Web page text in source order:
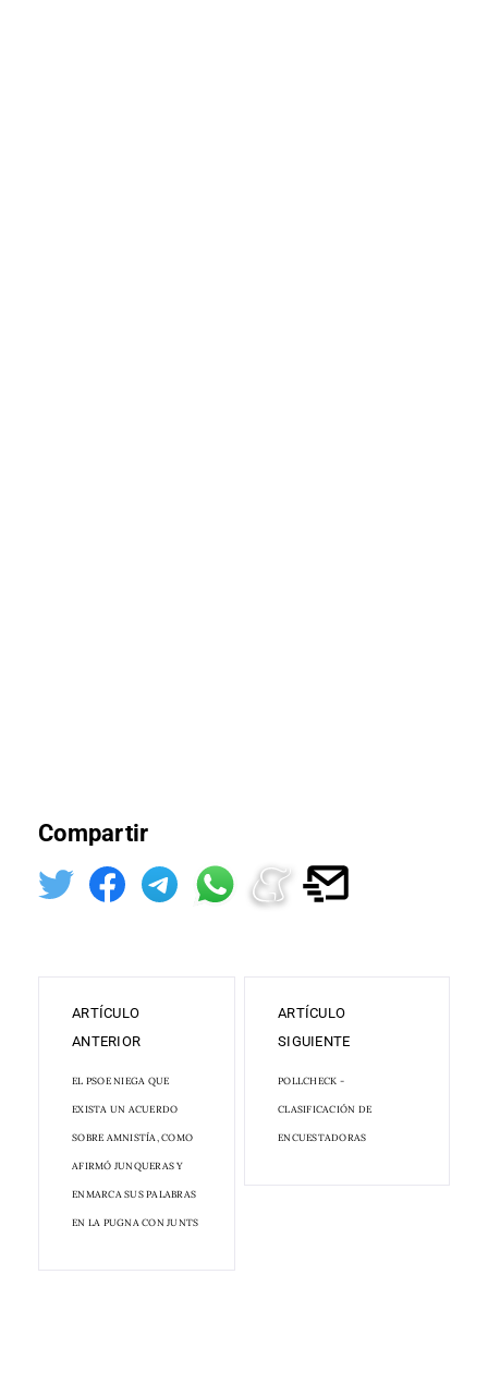
Compartir
ARTÍCULO
ANTERIOR
EL PSOE NIEGA QUE
EXISTA UN ACUERDO
SOBRE AMNISTÍA, COMO
AFIRMÓ JUNQUERAS Y
ENMARCA SUS PALABRAS
EN LA PUGNA CON JUNTS
ARTÍCULO
SIGUIENTE
POLLCHECK -
CLASIFICACIÓN DE
ENCUESTADORAS